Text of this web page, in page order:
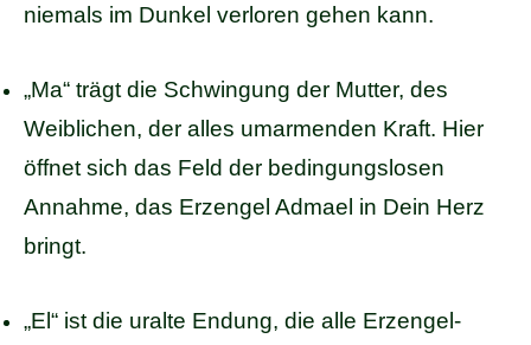
niemals im Dunkel verloren gehen kann.
„Ma“ trägt die Schwingung der Mutter, des
Weiblichen, der alles umarmenden Kraft. Hier
öffnet sich das Feld der bedingungslosen
Annahme, das Erzengel Admael in Dein Herz
bringt.
„El“ ist die uralte Endung, die alle Erzengel-